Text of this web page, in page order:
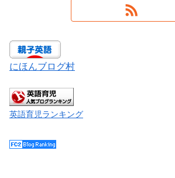
にほんブログ村
英語育児ランキング